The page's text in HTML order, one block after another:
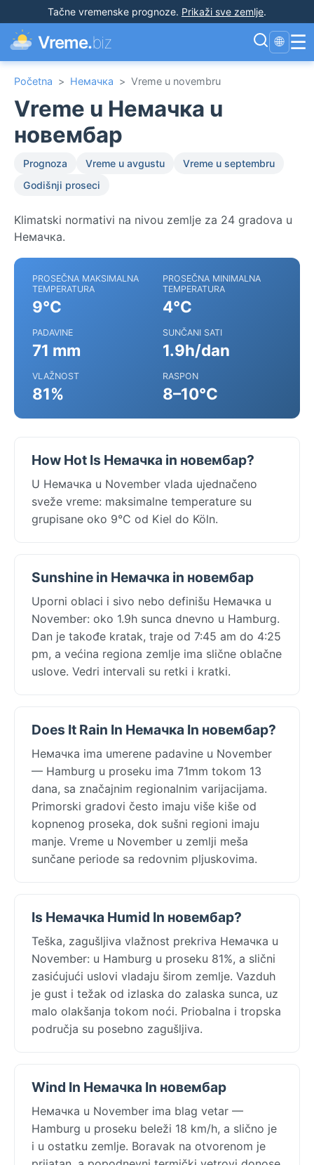
Tačne vremenske prognoze. Prikaži sve zemlje.
Vreme.biz 🌐 ☰
Početna > Немачка > Vreme u novembru
Vreme u Немачка u
новембар
Prognoza Vreme u avgustu
Vreme u septembru
Godišnji proseci
Klimatski normativi na nivou zemlje za 24 gradova u
Немачка.
PROSEČNA MAKSIMALNA
TEMPERATURA
9°C
PROSEČNA MINIMALNA
TEMPERATURA
4°C
PADAVINE
71 mm
SUNČANI SATI
1.9h/dan
VLAŽNOST
81%
RASPON
8–10°C
How Hot Is Немачка in новембар?
U Немачка u November vlada ujednačeno
sveže vreme: maksimalne temperature su
grupisane oko 9°C od Kiel do Köln.
Sunshine in Немачка in новембар
Uporni oblaci i sivo nebo definišu Немачка u
November: oko 1.9h sunca dnevno u Hamburg.
Dan je takođe kratak, traje od 7:45 am do 4:25
pm, a većina regiona zemlje ima slične oblačne
uslove. Vedri intervali su retki i kratki.
Does It Rain In Немачка In новембар?
Немачка ima umerene padavine u November
— Hamburg u proseku ima 71mm tokom 13
dana, sa značajnim regionalnim varijacijama.
Primorski gradovi često imaju više kiše od
kopnenog proseka, dok sušni regioni imaju
manje. Vreme u November u zemlji meša
sunčane periode sa redovnim pljuskovima.
Is Немачка Humid In новембар?
Teška, zagušljiva vlažnost prekriva Немачка u
November: u Hamburg u proseku 81%, a slični
zasićujući uslovi vladaju širom zemlje. Vazduh
je gust i težak od izlaska do zalaska sunca, uz
malo olakšanja tokom noći. Priobalna i tropska
područja su posebno zagušljiva.
Wind In Немачка In новембар
Немачка u November ima blag vetar —
Hamburg u proseku beleži 18 km/h, a slično je
i u ostatku zemlje. Boravak na otvorenom je